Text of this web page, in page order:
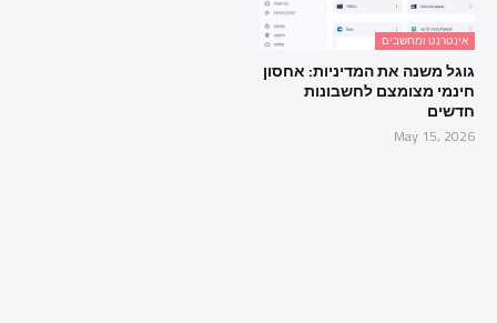
אינטרנט ומחשבים
גוגל משנה את המדיניות: אחסון
חינמי מצומצם לחשבונות
חדשים
May 15, 2026